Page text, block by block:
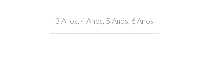
3 Anos 4 Anos 5 Anos 6 Anos